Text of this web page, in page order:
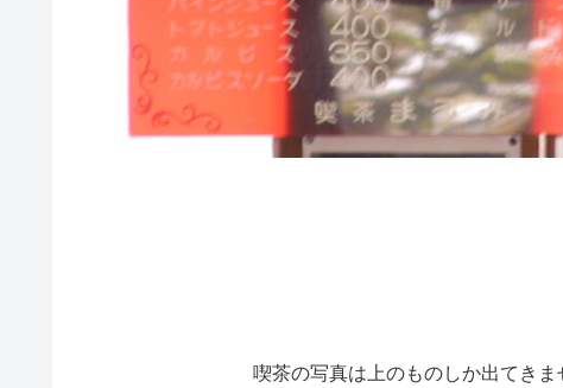
喫茶の写真は上のものしか出てき